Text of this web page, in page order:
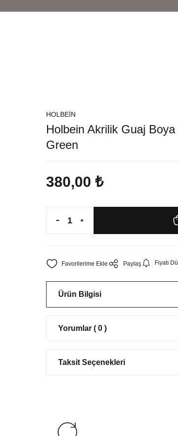
HOLBEİN
Holbein Akrilik Guaj
Green
380,00 ₺
Paylaş Fiyatı
Ürün Bilgisi
Yorumlar ( 0 )
Taksit Seçenekleri